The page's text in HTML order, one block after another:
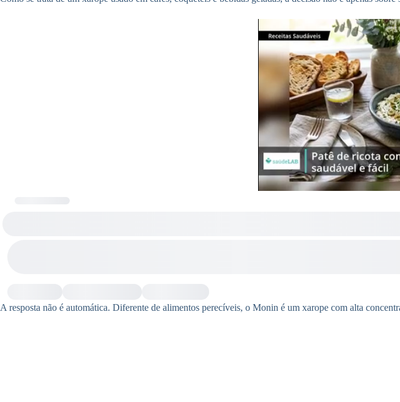
A resposta não é automática. Diferente de alimentos perecíveis, o Monin é um xarope com alta